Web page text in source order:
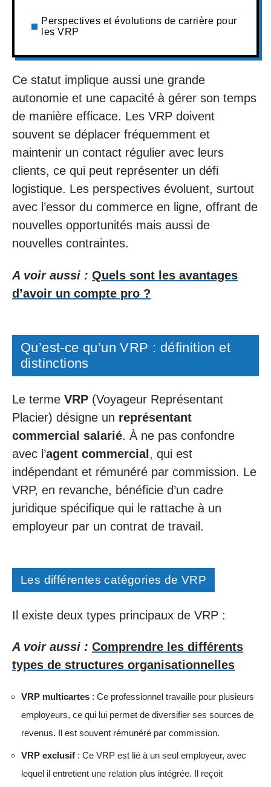
Perspectives et évolutions de carrière pour
les VRP
Ce statut implique aussi une grande
autonomie et une capacité à gérer son temps
de manière efficace. Les VRP doivent
souvent se déplacer fréquemment et
maintenir un contact régulier avec leurs
clients, ce qui peut représenter un défi
logistique. Les perspectives évoluent, surtout
avec l’essor du commerce en ligne, offrant de
nouvelles opportunités mais aussi de
nouvelles contraintes.
A voir aussi : Quels sont les avantages
d’avoir un compte pro ?
Qu’est-ce qu’un VRP : définition et
distinctions
Le terme VRP (Voyageur Représentant
Placier) désigne un représentant
commercial salarié. À ne pas confondre
avec l’agent commercial, qui est
indépendant et rémunéré par commission. Le
VRP, en revanche, bénéficie d’un cadre
juridique spécifique qui le rattache à un
employeur par un contrat de travail.
Les différentes catégories de VRP
Il existe deux types principaux de VRP :
A voir aussi : Comprendre les différents
types de structures organisationnelles
VRP multicartes : Ce professionnel travaille pour plusieurs
employeurs, ce qui lui permet de diversifier ses sources de
revenus. Il est souvent rémunéré par commission.
VRP exclusif : Ce VRP est lié à un seul employeur, avec
lequel il entretient une relation plus intégrée. Il reçoit